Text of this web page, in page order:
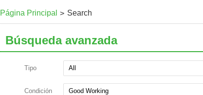
Página Principal Search
Búsqueda avanzada
Tipo
Condición